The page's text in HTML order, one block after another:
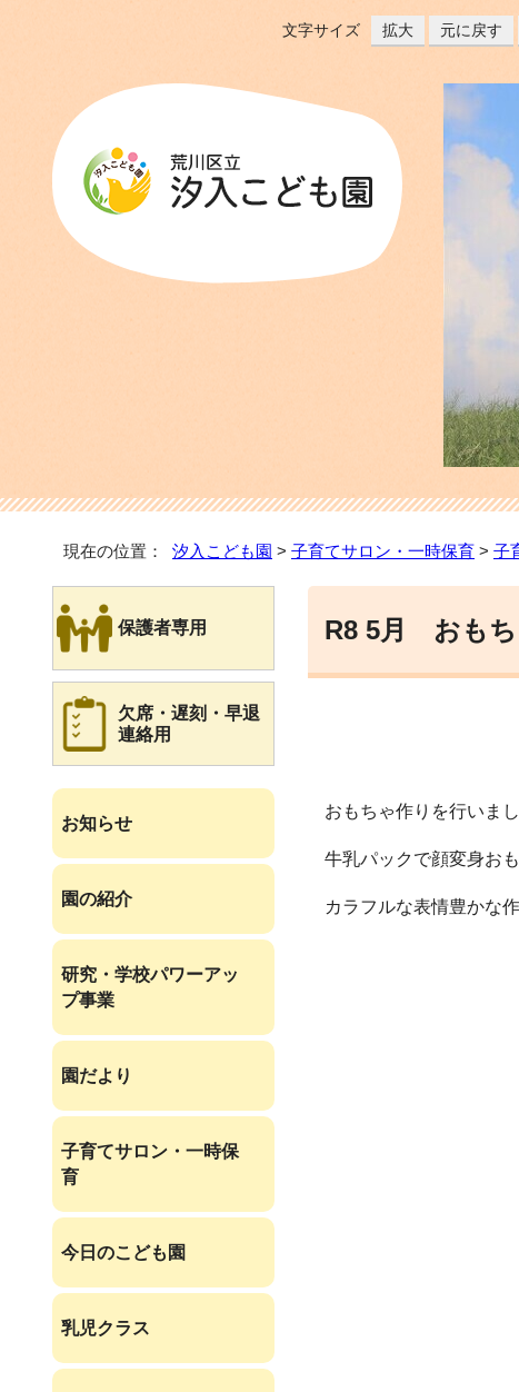
文字サイズ 拡大 元に戻す
現在の位置： 汐入こども園 > 子育てサロン・一時保育 > 子
R8 5月 おもち
おもちゃ作りを行いまし
牛乳パックで顔変身お
カラフルな表情豊かな
保護者専用
欠席・遅刻・早退
連絡用
お知らせ
園の紹介
研究・学校パワーアッ
プ事業
園だより
子育てサロン・一時保
育
今日のこども園
乳児クラス